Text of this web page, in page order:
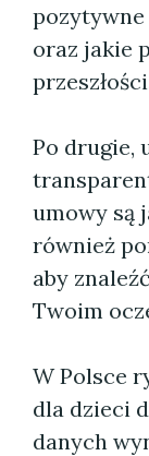
oraz jakie
Po drugie,
umowy są
również
aby
Twoim
W Polsce
dla dzieci
danych